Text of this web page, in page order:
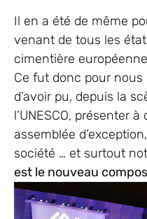
Il en a été de même
venant de tous les
cimentière
Ce fut donc pour
d’avoir pu, depuis la
l’UNESCO, présenter à
assemblée
société … et surtout
est le nouveau